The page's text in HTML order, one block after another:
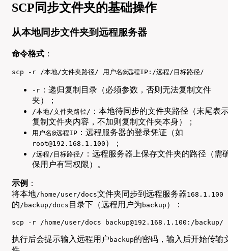
SCP同步文件夹的基础操作
从本地同步文件夹到远程服务器
命令格式 ：
scp -r /本地/文件夹路径/ 用户名@远程IP:/远程/目标路径/
-r ：递归复制目录（必须参数，否则无法复制文件
夹）；
/本地/文件夹路径/ ：本地待同步的文件夹路径（末尾表
复制文件夹内容，不加则复制文件夹本身）；
用户名@远程IP ：远程服务器的登录凭证（如
root@192.168.1.100 ）；
/远程/目标路径/ ：远程服务器上保存文件夹的路径（需
保用户有写权限）。
示例 ：
将本地/home/user/docs文件夹同步到远程服务器168.1.100
的 /backup/docs 目录下（远程用户为 backup ）：
scp -r /home/user/docs backup@192.168.1.100:/backup/
执行后会提示输入远程用户 backup的密码，输入后开始传输